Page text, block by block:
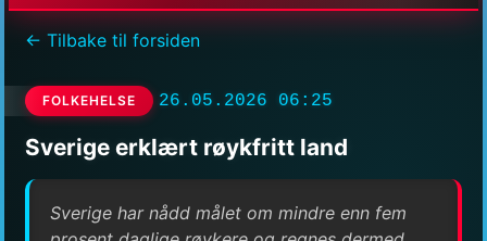
← Tilbake til forsiden
FOLKEHELSE 26.05.2026 06:25
Sverige erklært røykfritt land
Sverige har nådd målet om mindre enn fem